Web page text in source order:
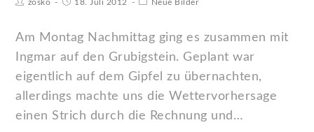
zosko 18. Juli 2012 Neue Bilder
Am Montag Nachmittag ging es zusammen mit
Ingmar auf den Grubigstein. Geplant war
eigentlich auf dem Gipfel zu übernachten,
allerdings machte uns die Wettervorhersage
einen Strich durch die Rechnung und…